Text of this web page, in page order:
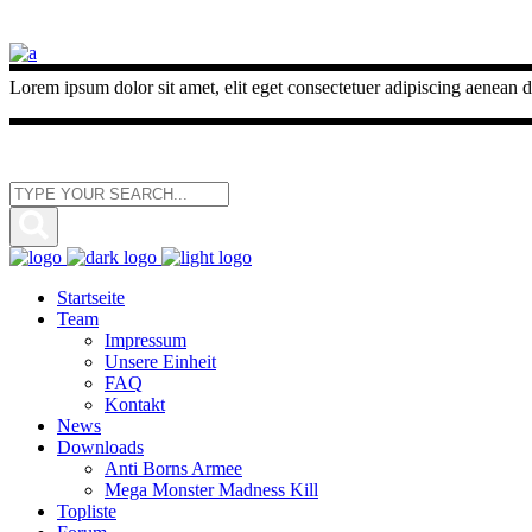
Lorem ipsum dolor sit amet, elit eget consectetuer adipiscing aenean
Startseite
Team
Impressum
Unsere Einheit
FAQ
Kontakt
News
Downloads
Anti Borns Armee
Mega Monster Madness Kill
Topliste